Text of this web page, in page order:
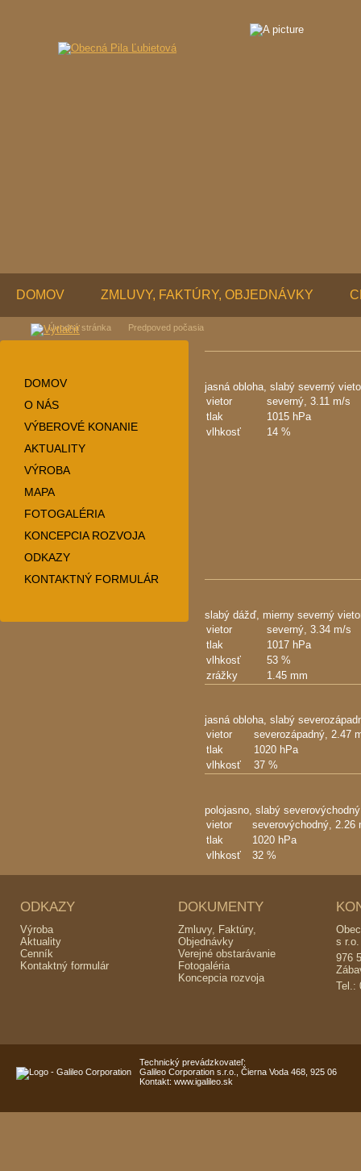
DOMOV ZMLUVY, FAKTÚRY, OBJEDNÁVKY
KONTAKTY
Úvodná stránka Predpoved počasia
DOMOV
O NÁS
VÝBEROVÉ KONANIE
AKTUALITY
VÝROBA
MAPA
FOTOGALÉRIA
KONCEPCIA ROZVOJA
ODKAZY
KONTAKTNÝ FORMULÁR
jasná obloha, slabý severný
vietor
severný, 3.11 m/s
tlak
1015 hPa
vlhkosť
14 %
slabý dážď, mierny severný
vietor
severný, 3.34 m/s
tlak
1017 hPa
vlhkosť
53 %
zrážky
1.45 mm
jasná obloha, slabý
vietor
severozápadný, 2.47
tlak
1020 hPa
vlhkosť
37 %
polojasno, slabý
vietor
severovýchodný, 2.26
tlak
1020 hPa
vlhkosť
32 %
ODKAZY
Výroba
Aktuality
Cenník
Kontaktný formulár
DOKUMENTY
Zmluvy, Faktúry,
Objednávky
Verejné obstarávanie
Fotogaléria
Koncepcia rozvoja
s r.o.
976
Tel.:
Technický prevádzkovateľ:
Galileo Corporation s.r.o., Čierna Voda 468, 925 06
Kontakt: www.igalileo.sk